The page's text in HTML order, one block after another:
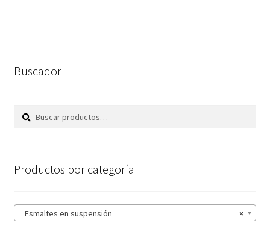
Buscador
Buscar
Buscar
Productos por categoría
×
Esmaltes en suspensión